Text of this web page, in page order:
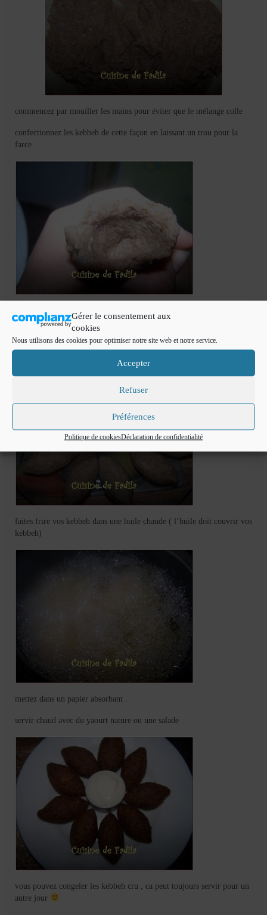
Gérer le consentement aux
cookies
Nous utilisons des cookies pour optimiser notre site web et notre service.
Accepter
Refuser
Préférences
Politique de cookiesDéclaration de confidentialité
commencez par mouiller les mains pour éviter que le mélange colle
confectionnez les kebbeh de cette façon en laissant un trou pour la
farce
mettez la farce à l’interieur et refermez le kebbeh en appuyant pour
chasser les bulles d’air , ca évite que vos kebbeh s’ouvrent pendant la
faites frire vos kebbeh dans une huile chaude ( l’huile doit couvrir vos
kebbeh)
mettez dans un papier absorbant .
servir chaud avec du yaourt nature ou une salade
vous pouvez congeler les kebbeh cru , ca peut toujours servir pour un
autre jour